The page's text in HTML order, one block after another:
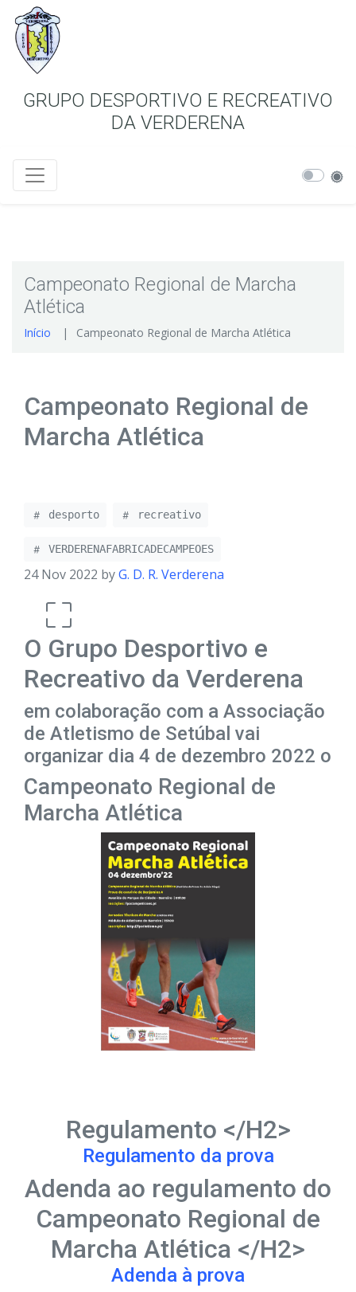
GRUPO DESPORTIVO E RECREATIVO
DA VERDERENA
Campeonato Regional de Marcha
Atlética
Início Campeonato Regional de Marcha Atlética
Campeonato Regional de
Marcha Atlética
desporto recreativo
VERDERENAFABRICADECAMPEOES
24 Nov 2022 byG. D. R. Verderena
O Grupo Desportivo e
Recreativo da Verderena
em colaboração com a Associação
de Atletismo de Setúbal vai
organizar dia 4 de dezembro 2022 o
Campeonato Regional de
Marcha Atlética
Regulamento </H2>
Regulamento da prova
Adenda ao regulamento do
Campeonato Regional de
Marcha Atlética </H2>
Adenda à prova